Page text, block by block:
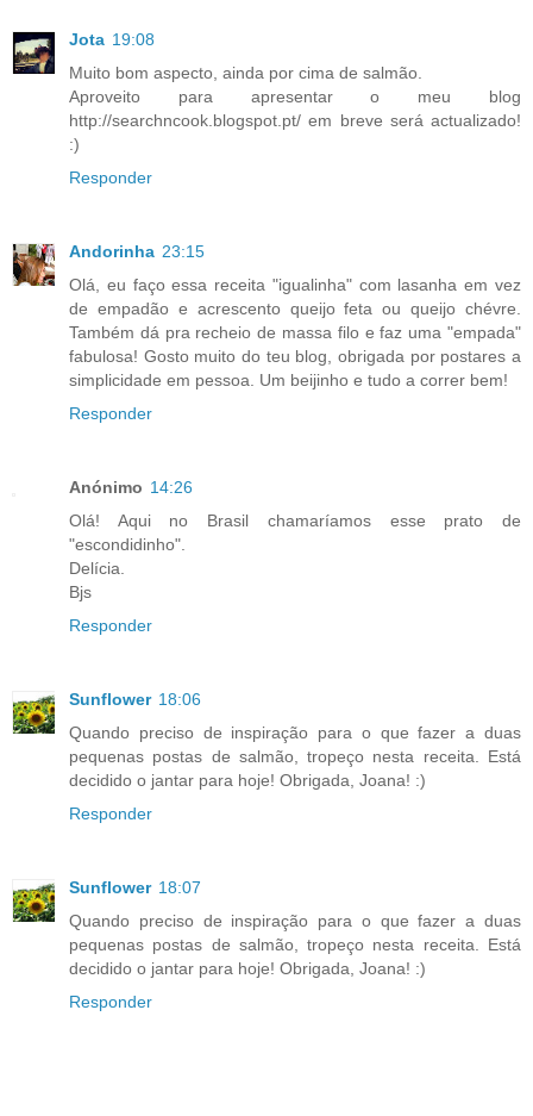
Jota 19:08
Muito bom aspecto, ainda por cima de salmão.
Aproveito para apresentar o meu blog
http://searchncook.blogspot.pt/ em breve será actualizado!
:)
Responder
Andorinha 23:15
Olá, eu faço essa receita "igualinha" com lasanha em vez
de empadão e acrescento queijo feta ou queijo chévre.
Também dá pra recheio de massa filo e faz uma "empada"
fabulosa! Gosto muito do teu blog, obrigada por postares a
simplicidade em pessoa. Um beijinho e tudo a correr bem!
Responder
Anónimo 14:26
Olá! Aqui no Brasil chamaríamos esse prato de
"escondidinho".
Delícia.
Bjs
Responder
Sunflower 18:06
Quando preciso de inspiração para o que fazer a duas
pequenas postas de salmão, tropeço nesta receita. Está
decidido o jantar para hoje! Obrigada, Joana! :)
Responder
Sunflower 18:07
Quando preciso de inspiração para o que fazer a duas
pequenas postas de salmão, tropeço nesta receita. Está
decidido o jantar para hoje! Obrigada, Joana! :)
Responder